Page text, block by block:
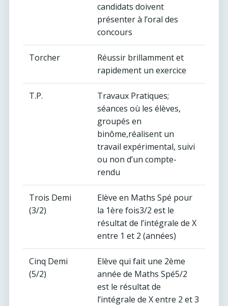
candidats doivent
présenter à l’oral des
concours
Torcher
Réussir brillamment et
rapidement un exercice
T.P.
Travaux Pratiques;
séances où les élèves,
groupés en
binôme,réalisent un
travail expérimental, suivi
ou non d’un compte-
rendu
Trois Demi
(3/2)
Elève en Maths Spé pour
la 1ère fois3/2 est le
résultat de l’intégrale de X
entre 1 et 2 (années)
Cinq Demi
(5/2)
Elève qui fait une 2ème
année de Maths Spé5/2
est le résultat de
l’intégrale de X entre 2 et 3